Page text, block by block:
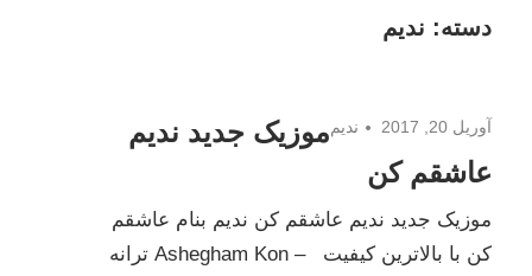
دسته: ندیم
آوریل 20, 2017 ندیمموزیک جدید ندیم
عاشقم کن
موزیک جدید ندیم عاشقم کن ندیم بنام عاشقم
کن با بالاترین کیفیت – Ashegham Kon ترانه